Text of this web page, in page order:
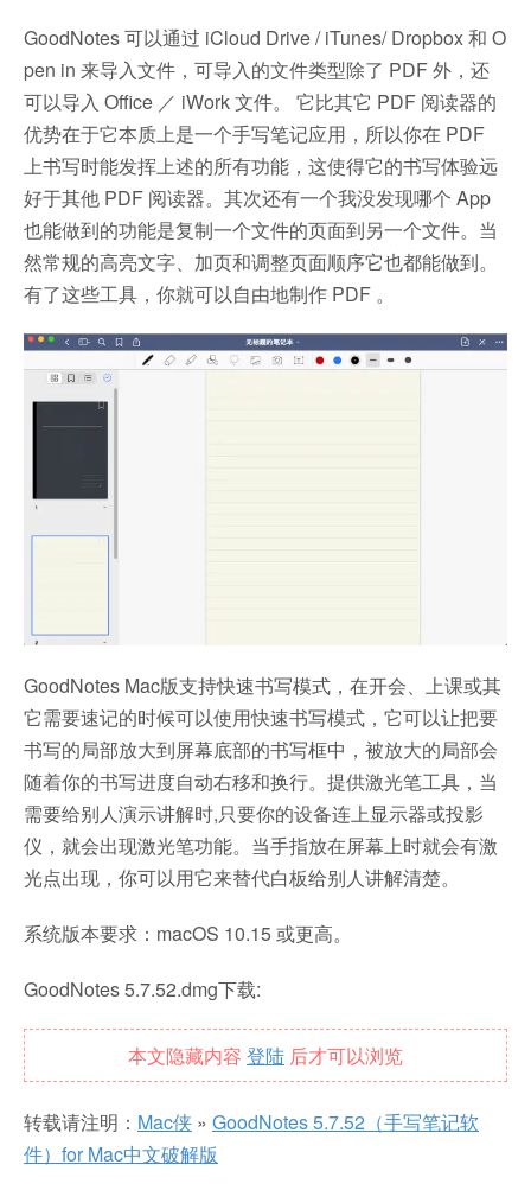
GoodNotes 可以通过 iCloud Drive / iTunes/ Dropbox 和 O
pen in 来导入文件，可导入的文件类型除了 PDF 外，还
可以导入 Office ／ iWork 文件。 它比其它 PDF 阅读器的
优势在于它本质上是一个手写笔记应用，所以你在 PDF
上书写时能发挥上述的所有功能，这使得它的书写体验远
好于其他 PDF 阅读器。其次还有一个我没发现哪个 App
也能做到的功能是复制一个文件的页面到另一个文件。当
然常规的高亮文字、加页和调整页面顺序它也都能做到。
有了这些工具，你就可以自由地制作 PDF 。
GoodNotes Mac版支持快速书写模式，在开会、上课或其
它需要速记的时候可以使用快速书写模式，它可以让把要
书写的局部放大到屏幕底部的书写框中，被放大的局部会
随着你的书写进度自动右移和换行。提供激光笔工具，当
需要给别人演示讲解时,只要你的设备连上显示器或投影
仪，就会出现激光笔功能。当手指放在屏幕上时就会有激
光点出现，你可以用它来替代白板给别人讲解清楚。
系统版本要求：macOS 10.15 或更高。
GoodNotes 5.7.52.dmg下载:
本文隐藏内容 登陆 后才可以浏览
转载请注明： Mac侠 » GoodNotes 5.7.52（手写笔记软
件）for Mac中文破解版